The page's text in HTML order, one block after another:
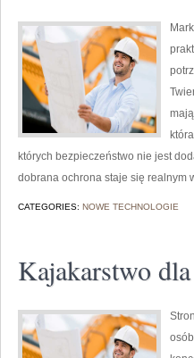
których bezpieczeństwo nie jest
dobrana ochrona staje się realnym
CATEGORIES: NOWE TECHNOLOGIE
Kajakarstwo